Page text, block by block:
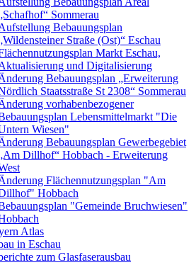
Sommerau
Bebauungsplan
Straße (Ost)“ Eschau
Markt Eschau,
und Digitalisierung
Bebauungsplan „Erweiterung
Staatsstraße St 2308“ Sommerau
vorhabenbezogener
Lebensmittelmarkt "Die
Wiesen"
Bebauungsplan Gewerbegebiet
Dillhof“ Hobbach - Erweiterung
Flächennutzungsplan "Am
Hobbach
"Gemeinde Bruchwiesen"
Atlas
in Eschau
zum Glasfaserausbau